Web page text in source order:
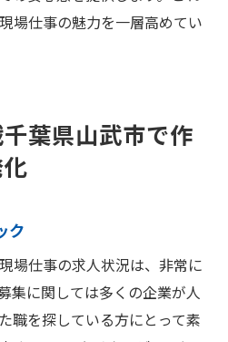
場仕事の魅力を一層高めてい
葉県山武市で作
ク
場仕事の求人状況は、非常に
集に関しては多くの企業が人
職を探している方にとって素